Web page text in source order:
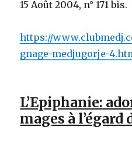
15 Août 2004, n° 171 bis.
https://
gnage-medjugorje-
L’Epiphanie:
mages à l’égard